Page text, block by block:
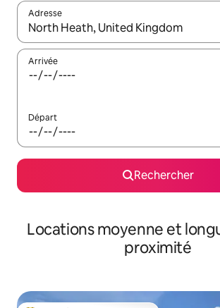
Adresse
Lorsque les résultats s'affichent, utilisez
Arrivée
Départ
Rechercher
Locations moyenne et
proximité